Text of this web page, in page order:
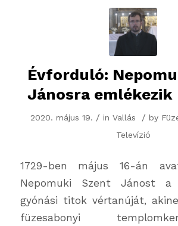
Évforduló:
Jánosra emlékezik
2020. május 19. / inVallás / by
Televízió
1729-ben május 16-án
Nepomuki Szent Jánost
gyónási titok vértanúját,
füzesabonyi